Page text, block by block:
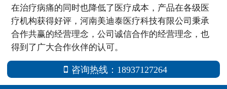
在治疗病痛的同时也降低了医疗成本，产品在各级医
疗机构获得好评，河南美迪泰医疗科技有限公司秉承
合作共赢的经营理念，公司诚信合作的经营理念，也
得到了广大合作伙伴的认可。
咨询热线：18937127264